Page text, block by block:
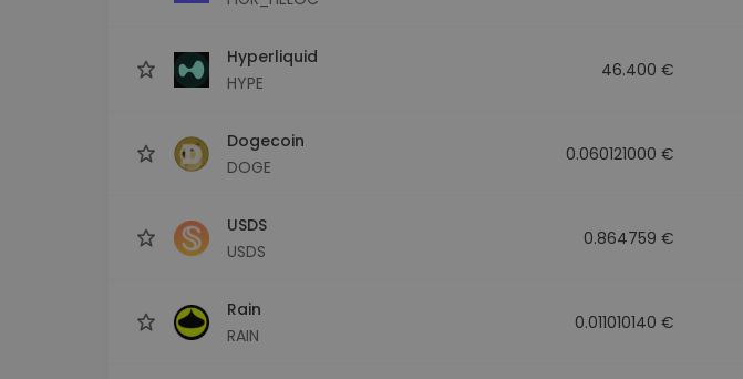
Hyperliquid
HYPE
46.400 €
Dogecoin
DOGE
0.060121000 €
USDS
USDS
0.864759 €
Rain
RAIN
0.011010140 €